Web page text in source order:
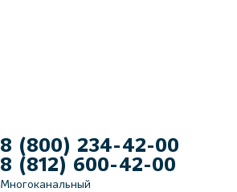
8 (800) 234-42-00
8 (812) 600-42-00
Многоканальный